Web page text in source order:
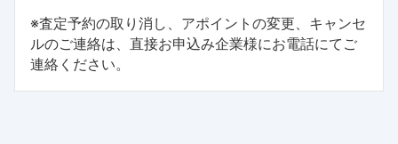
※査定予約の取り消し、アポイントの変更、キャンセ
ルのご連絡は、直接お申込み企業様にお電話にてご
連絡ください。